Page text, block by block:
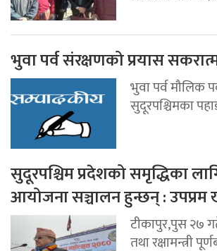
भुवा पर्व संरक्षणको प्रयास
भुवा पर्व मौलिक
सुदूरपश्चिमका
सुदूरपश्चिम प्रदेशको समृद्धिका
आयोजना सञ्चालन हुन्छन् :
टीकापुर,पुस २७
तथा रक्षामन्त्री